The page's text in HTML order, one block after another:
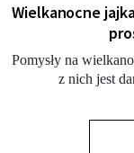
Wielkanocne
Pomysły na
z nich jest